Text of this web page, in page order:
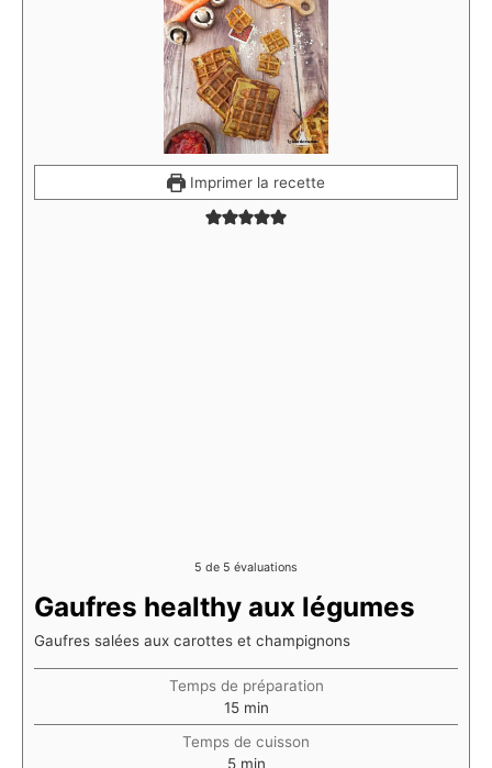
Imprimer la recette
5 de 5 évaluations
Gaufres healthy aux légumes
Gaufres salées aux carottes et champignons
Temps de préparation
15minutes
min
Temps de cuisson
5minutes
min